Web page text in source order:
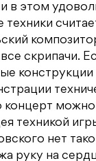
в этом
скрипачи.
конструкции
концерт
техникой
нет
руку на